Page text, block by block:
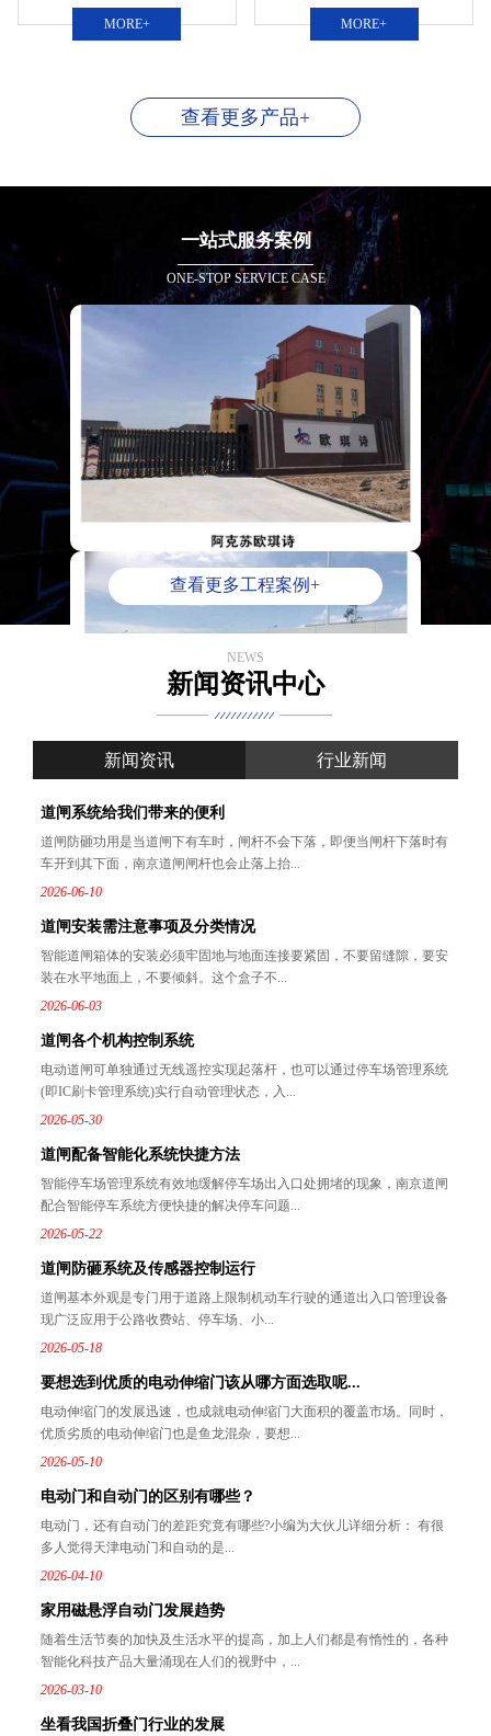
MORE+ MORE+
查看更多产品+
一站式服务案例
ONE-STOP SERVICE CASE
查看更多工程案例+
NEWS
新闻资讯中心
新闻资讯 行业新闻
道闸系统给我们带来的便利
道闸防砸功用是当道闸下有车时，闸杆不会下落，即便当闸杆下落时有
车开到其下面，南京道闸闸杆也会止落上抬...
2026-06-10
道闸安装需注意事项及分类情况
智能道闸箱体的安装必须牢固地与地面连接要紧固，不要留缝隙，要安
装在水平地面上，不要倾斜。这个盒子不...
2026-06-03
道闸各个机构控制系统
电动道闸可单独通过无线遥控实现起落杆，也可以通过停车场管理系统
(即IC刷卡管理系统)实行自动管理状态，入...
2026-05-30
道闸配备智能化系统快捷方法
智能停车场管理系统有效地缓解停车场出入口处拥堵的现象，南京道闸
配合智能停车系统方便快捷的解决停车问题...
2026-05-22
道闸防砸系统及传感器控制运行
道闸基本外观是专门用于道路上限制机动车行驶的通道出入口管理设备
现广泛应用于公路收费站、停车场、小...
2026-05-18
要想选到优质的电动伸缩门该从哪方面选取呢...
电动伸缩门的发展迅速，也成就电动伸缩门大面积的覆盖市场。同时，
优质劣质的电动伸缩门也是鱼龙混杂，要想...
2026-05-10
电动门和自动门的区别有哪些？
电动门，还有自动门的差距究竟有哪些?小编为大伙儿详细分析： 有很
多人觉得天津电动门和自动的是...
2026-04-10
家用磁悬浮自动门发展趋势
随着生活节奏的加快及生活水平的提高，加上人们都是有惰性的，各种
智能化科技产品大量涌现在人们的视野中，...
2026-03-10
坐看我国折叠门行业的发展